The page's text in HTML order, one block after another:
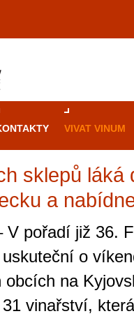
VIVAT VINUM
sklepů láká
a
V pořadí již 36.
o
na
vinařství,
Průvodce
Brně: Od
Brno je
zajímavé
restaurace,
kde si